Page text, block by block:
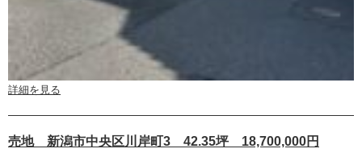
詳細を見る
売地 新潟市中央区川岸町3 42.35坪 18,700,000円